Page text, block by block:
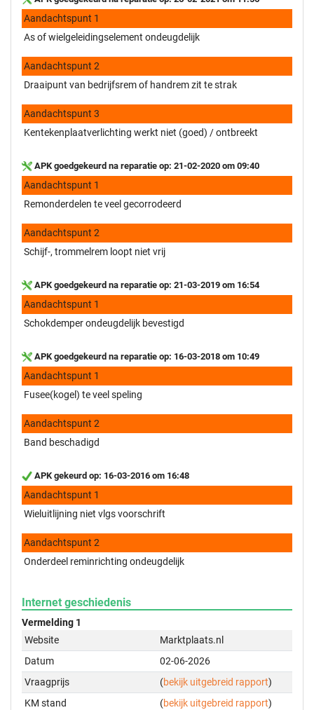
Aandachtspunt 1
As of wielgeleidingselement ondeugdelijk
Aandachtspunt 2
Draaipunt van bedrijfsrem of handrem zit te strak
Aandachtspunt 3
Kentekenplaatverlichting werkt niet (goed) / ontbreekt
APK goedgekeurd na reparatie op: 21-02-2020 om 09:40
Aandachtspunt 1
Remonderdelen te veel gecorrodeerd
Aandachtspunt 2
Schijf-, trommelrem loopt niet vrij
APK goedgekeurd na reparatie op: 21-03-2019 om 16:54
Aandachtspunt 1
Schokdemper ondeugdelijk bevestigd
APK goedgekeurd na reparatie op: 16-03-2018 om 10:49
Aandachtspunt 1
Fusee(kogel) te veel speling
Aandachtspunt 2
Band beschadigd
APK gekeurd op: 16-03-2016 om 16:48
Aandachtspunt 1
Wieluitlijning niet vlgs voorschrift
Aandachtspunt 2
Onderdeel reminrichting ondeugdelijk
Internet geschiedenis
Vermelding 1
Website
Marktplaats.nl
Datum
02-06-2026
Vraagprijs
(bekijk uitgebreid rapport)
KM stand
(bekijk uitgebreid rapport)